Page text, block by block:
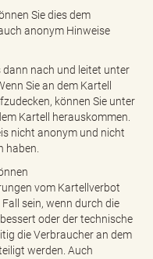
Sie dies dem
anonym Hinweise
nach und leitet unter
Sie an dem Kartell
können Sie unter
Kartell herauskommen.
nicht anonym und nicht
haben.
vom Kartellverbot
sein, wenn durch die
oder der technische
die Verbraucher an dem
werden. Auch